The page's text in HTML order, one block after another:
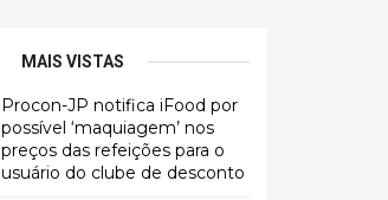
MAIS VISTAS
Procon-JP notifica iFood por
possível ‘maquiagem’ nos
preços das refeições para o
usuário do clube de desconto